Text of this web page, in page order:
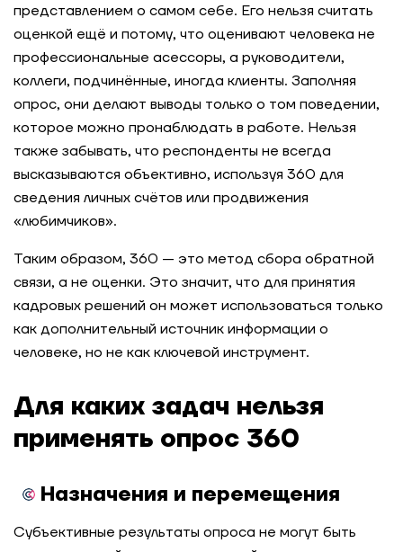
представлением о самом себе. Его нельзя считать
оценкой ещё и потому, что оценивают человека не
профессиональные асессоры, а руководители,
коллеги, подчинённые, иногда клиенты. Заполняя
опрос, они делают выводы только о том поведении,
которое можно пронаблюдать в работе. Нельзя
также забывать, что респонденты не всегда
высказываются объективно, используя 360 для
сведения личных счётов или продвижения
«любимчиков».
Таким образом, 360 — это метод сбора обратной
связи, а не оценки. Это значит, что для принятия
кадровых решений он может использоваться только
как дополнительный источник информации о
человеке, но не как ключевой инструмент.
Для каких задач нельзя
применять опрос 360
Назначения и перемещения
Субъективные результаты опроса не могут быть